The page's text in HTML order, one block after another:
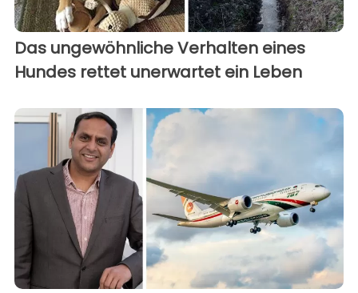
Das ungewöhnliche Verhalten eines
Hundes rettet unerwartet ein Leben